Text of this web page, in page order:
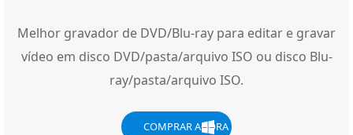
Melhor gravador de DVD/Blu-ray para editar e gravar
vídeo em disco DVD/pasta/arquivo ISO ou disco Blu-
ray/pasta/arquivo ISO.
COMPRAR AGORA